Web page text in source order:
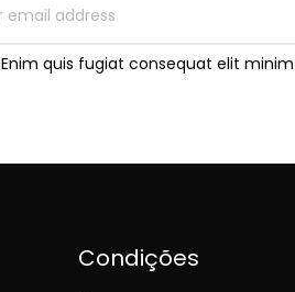
Enim quis fugiat consequat elit
Condições